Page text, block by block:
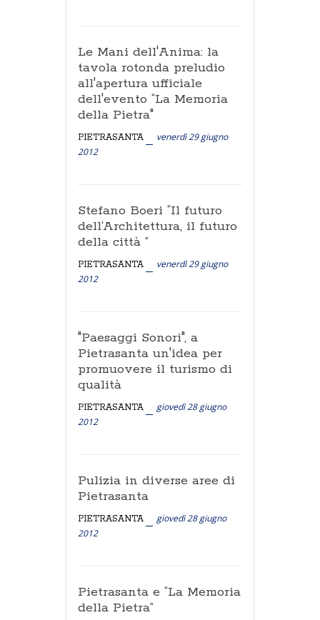
Le Mani dell'Anima: la
tavola rotonda preludio
all'apertura ufficiale
dell'evento “La Memoria
della Pietra"
PIETRASANTA
venerdì 29 giugno
2012
Stefano Boeri “Il futuro
dell’Architettura, il futuro
della città ”
PIETRASANTA
venerdì 29 giugno
2012
"Paesaggi Sonori", a
Pietrasanta un'idea per
promuovere il turismo di
qualità
PIETRASANTA
giovedì 28 giugno
2012
Pulizia in diverse aree di
Pietrasanta
PIETRASANTA
giovedì 28 giugno
2012
Pietrasanta e “La Memoria
della Pietra”